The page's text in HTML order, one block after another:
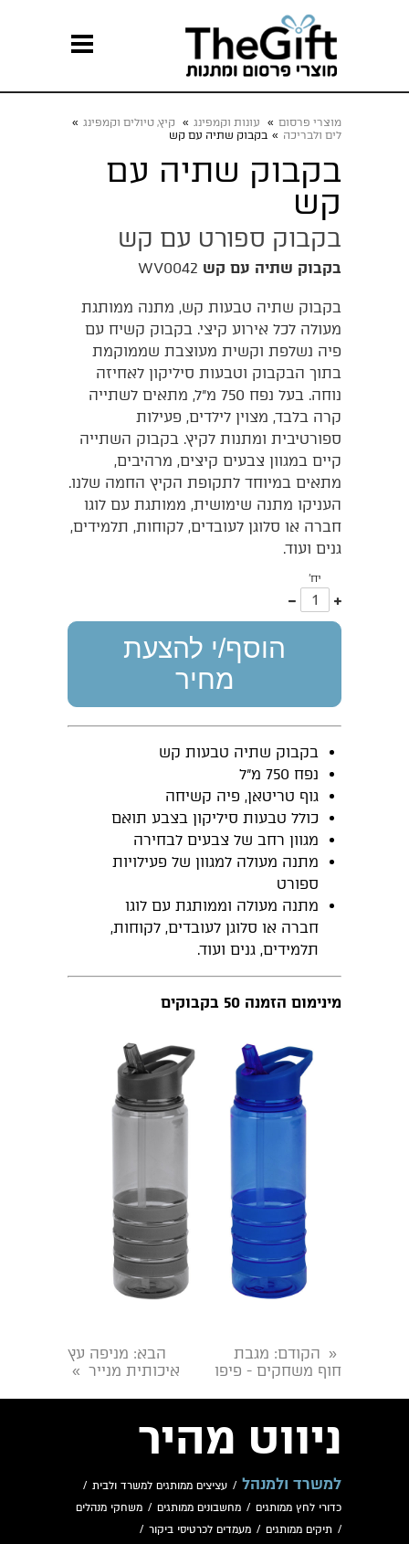
מוצרי פרסום » עונות וקמפינג » קיץ, טיולים וקמפינג »
לים ולבריכה » בקבוק שתיה עם קש
בקבוק שתיה עם
קש
בקבוק ספורט עם קש
בקבוק שתיה עם קש WV0042
בקבוק שתיה טבעות קש, מתנה ממותגת
מעולה לכל אירוע קיצי. בקבוק קשיח עם
פיה נשלפת וקשית מעוצבת שממוקמת
בתוך הבקבוק וטבעות סיליקון לאחיזה
נוחה. בעל נפח 750 מ"ל, מתאים לשתייה
קרה בלבד, מצוין לילדים, פעילות
ספורטיבית ומתנות לקיץ. בקבוק השתייה
קיים במגוון צבעים קיצים, מרהיבים,
מתאים במיוחד לתקופת הקיץ החמה שלנו.
העניקו מתנה שימושית, ממותגת עם לוגו
חברה או סלוגן לעובדים, לקוחות, תלמידים,
גנים ועוד.
יח'
עוד
אחד
הוסף/י להצעת
מחיר
בקבוק שתיה טבעות קש
נפח 750 מ"ל
גוף טריטאן, פיה קשיחה
כולל טבעות סיליקון בצבע תואם
מגוון רחב של צבעים לבחירה
מתנה מעולה למגוון של פעילויות
ספורט
מתנה מעולה וממותגת עם לוגו
חברה או סלוגן לעובדים, לקוחות,
תלמידים, גנים ועוד.
מינימום הזמנה 50 בקבוקים
« הקודם: מגבת
חוף משחקים - פיפו
הבא: מניפה עץ
איכותית מנייר »
ניווט מהיר
למשרד ולמנהל / עציצים ממותגים למשרד ולבית /
כדורי לחץ ממותגים / מחשבונים ממותגים / משחקי מנהלים
/ תיקים ממותגים / מעמדים לכרטיסי ביקור /